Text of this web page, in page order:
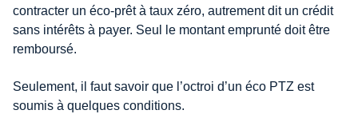
contracter un éco-prêt à taux zéro, autrement dit un crédit
sans intérêts à payer. Seul le montant emprunté doit être
remboursé.
Seulement, il faut savoir que l’octroi d’un éco PTZ est
soumis à quelques conditions.